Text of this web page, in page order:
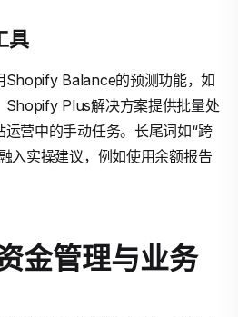
具
Shopify Balance的预测功能，如
Shopify Plus解决方案提供批量处
营中的手动任务。长尾词如“跨
入实操建议，例如使用余额报告
金管理与业务